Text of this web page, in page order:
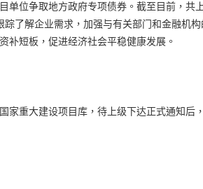
单位争取地方政府专项债券。截至目前，共
了解企业需求，加强与有关部门和金融机构
补短板，促进经济社会平稳健康发展。
家重大建设项目库，待上级下达正式通知后